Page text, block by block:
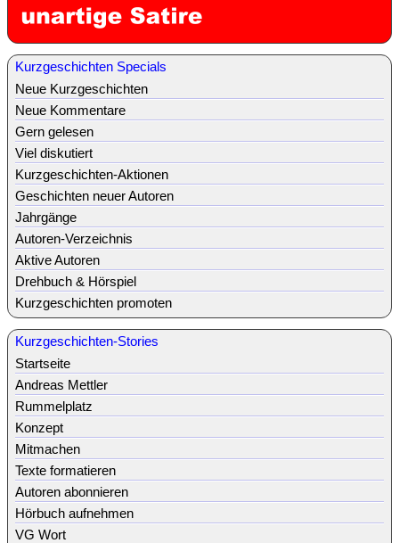
Kurzgeschichten Specials
Neue Kurzgeschichten
Neue Kommentare
Gern gelesen
Viel diskutiert
Kurzgeschichten-Aktionen
Geschichten neuer Autoren
Jahrgänge
Autoren-Verzeichnis
Aktive Autoren
Drehbuch & Hörspiel
Kurzgeschichten promoten
Kurzgeschichten-Stories
Startseite
Andreas Mettler
Rummelplatz
Konzept
Mitmachen
Texte formatieren
Autoren abonnieren
Hörbuch aufnehmen
VG Wort